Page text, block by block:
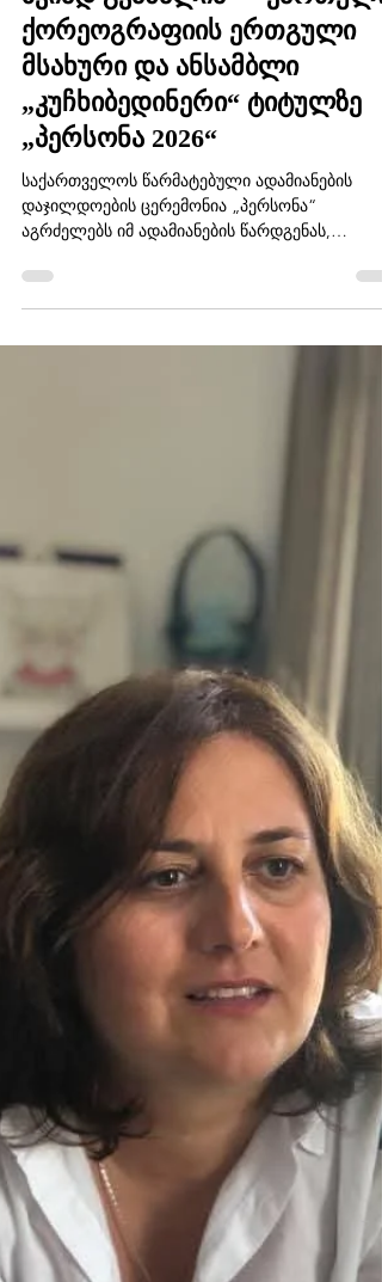
May 15 2 min read
ქვეყნის კულტურულ და საზოგადოებრივ
ცხოვრებაში. ამჯერად, პროექტის ყურადღების
ცენტრშია გამორჩეული ქორეოგრაფი — ზვიად
გვასალია და მისი ხელმძღვანელობით
მოქმედი, შალვა (ჯამუ) გარუჩავას სახელობის
ანსამბლი „კუჩხიბედინერი“. ​გზა აღიარებამდე:
სენაკიდან დიდ სცენამდე ​ზვიად გვასალია 1976
წელს სენაკში დაიბადა. მისი ცხოვრება
ადრეული ასაკიდანვე ქართუ